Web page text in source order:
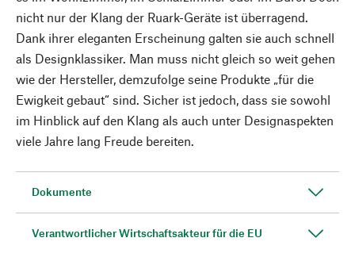
nicht nur der Klang der Ruark-Geräte ist überragend.
Dank ihrer eleganten Erscheinung galten sie auch schnell
als Designklassiker. Man muss nicht gleich so weit gehen
wie der Hersteller, demzufolge seine Produkte „für die
Ewigkeit gebaut“ sind. Sicher ist jedoch, dass sie sowohl
im Hinblick auf den Klang als auch unter Designaspekten
viele Jahre lang Freude bereiten.
Dokumente
Verantwortlicher Wirtschaftsakteur für die EU